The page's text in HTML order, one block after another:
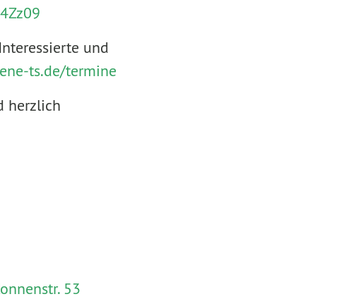
und
ts.de/termine
herzlich
53